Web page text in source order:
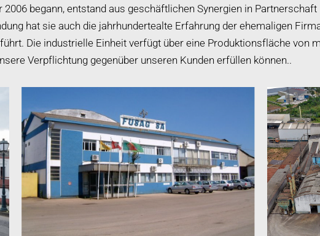
2006 begann, entstand aus geschäftlichen Synergien in
hat sie auch die jahrhundertealte Erfahrung der ehemaligen
Die industrielle Einheit verfügt über eine Produktionsfläche von
Verpflichtung gegenüber unseren Kunden erfüllen können..